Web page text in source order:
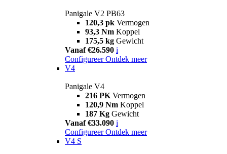
Panigale V2 PB63
120,3 pk Vermogen
93,3 Nm Koppel
175,5 kg Gewicht
Vanaf €26.590 i
Configureer Ontdek meer
V4
Panigale V4
216 PK Vermogen
120,9 Nm Koppel
187 Kg Gewicht
Vanaf €33.090 i
Configureer Ontdek meer
V4 S